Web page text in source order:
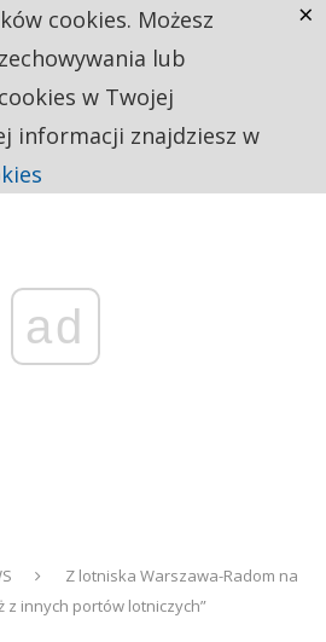
ad
Z lotniska Warszawa-Radom na
z innych portów lotniczych”
cookies. Możesz
lub
w Twojej
informacji znajdziesz w
×